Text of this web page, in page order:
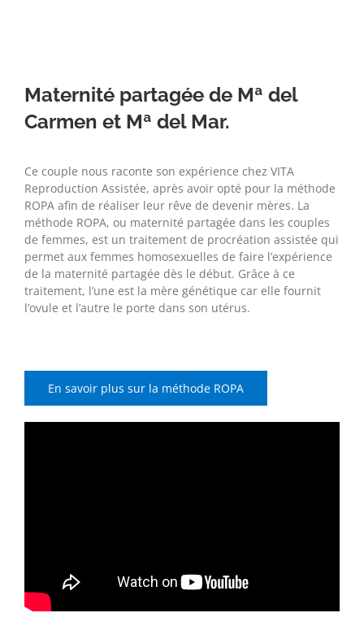
Maternité partagée de Mª del
Carmen et Mª del Mar.
Ce couple nous raconte son expérience chez VITA
Reproduction Assistée, après avoir opté pour la méthode
ROPA afin de réaliser leur rêve de devenir mères. La
méthode ROPA, ou maternité partagée dans les couples
de femmes, est un traitement de procréation assistée qui
permet aux femmes homosexuelles de faire l’expérience
de la maternité partagée dès le début. Grâce à ce
traitement, l’une est la mère génétique car elle fournit
l’ovule et l’autre le porte dans son utérus.
En savoir plus sur la méthode ROPA